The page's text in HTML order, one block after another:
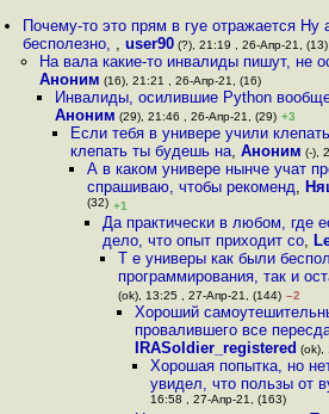
Почему-то это прям в гуе отражается Ну
бесполезно, ,user90 (?), 21:19 , 26-Апр-21, (13)
На вала какие-то инвалиды пишут, не
Аноним (16), 21:21 , 26-Апр-21, (16)
Инвалиды, осилившие Python
Аноним (29), 21:46 , 26-Апр-21, (29) +3
Если тебя в универе учили
клепать ты будешь на,Аноним (-),
А в каком универе нынче учат
спрашиваю, чтобы рекоменд,
(32) +1
Да практически в любом, где
дело, что опыт приходит со,
Т е универы как были
программирования, так и
(ok), 13:25 , 27-Апр-21, (144) –2
Хороший
провалившего все
IRASoldier_registered (ok),
Хорошая попытка, но
увидел, что пользы от
16:58 , 27-Апр-21, (163)